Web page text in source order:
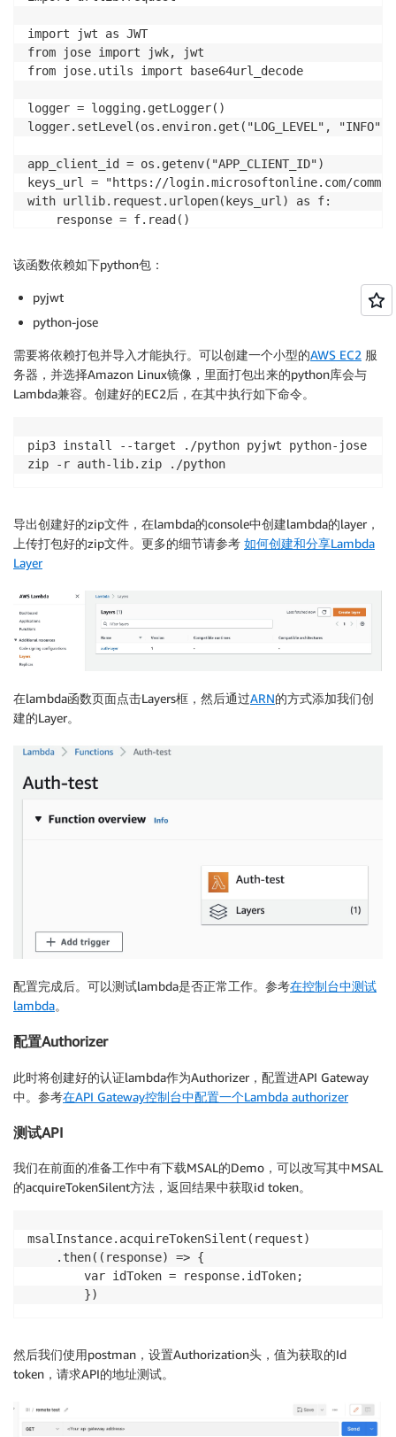
import jwt as JWT
from jose import jwk, jwt
from jose.utils import base64url_decode
logger = logging.getLogger()
logger.setLevel(os.environ.get("LOG_LEVEL", "INFO"))
app_client_id = os.getenv("APP_CLIENT_ID")
keys_url = "https://login.microsoftonline.com/
with urllib.request.urlopen(keys_url) as f:
    response = f.read()
def lambda_handler(event, context):
        return json.dumps({})
    print(event)
    try:
        req_token = event.get("authorizationToken")
            "principalId": "Unknown",
            "policyDocument": {
{"Action": "execute-
                ],
            },
        }
headers =
        kid = headers["kid"]
# search for the kid in the downloaded
        key_index = -1
            if kid == keys[i]["kid"]:
                key_index = i
        if key_index == -1:
            print("Public key not found in keys")
public_key = jwk.construct(keys[key_index],
        # decode the signature
decoded_signature =
        # verify the signature
if not
            print("Signature verification failed")
        print("Signature successfully verified")
claims =
        # Verify the token expiration
print("Token is expired or was not
            return {
                "policyDocument": {
                    "Statement": [
{"Action": "execute-
            }
        success_resp = {
"principalId":
            "policyDocument": {
{"Action": "execute-
                ],
        }
        print(success_resp)
该函数依赖如下python包：
pyjwt
python-jose
需要将依赖打包并导入才能执行。可以创建一个小型的AWS EC2 服
务器，并选择Amazon Linux镜像，里面打包出来的python库会与
Lambda兼容。创建好的EC2后，在其中执行如下命令。
pip3 install --target ./python pyjwt python-jose
zip -r auth-lib.zip ./python
导出创建好的zip文件，在lambda的console中创建lambda的layer，
上传打包好的zip文件。更多的细节请参考 如何创建和分享Lambda
Layer
在lambda函数页面点击Layers框，然后通过ARN的方式添加我们创
建的Layer。
配置完成后。可以测试lambda是否正常工作。参考在控制台中测试
lambda。
配置Authorizer
此时将创建好的认证lambda作为Authorizer，配置进API Gateway
中。参考在API Gateway控制台中配置一个Lambda authorizer
测试API
我们在前面的准备工作中有下载MSAL的Demo，可以改写其中MSAL
的acquireTokenSilent方法，返回结果中获取id token。
msalInstance.acquireTokenSilent(request)
    .then((response) => {
        var idToken = response.idToken;
        })
然后我们使用postman，设置Authorization头，值为获取的Id
token，请求API的地址测试。